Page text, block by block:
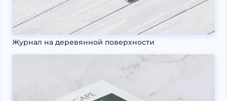
Журнал на деревянной поверхности